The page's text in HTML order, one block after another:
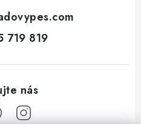
719 819